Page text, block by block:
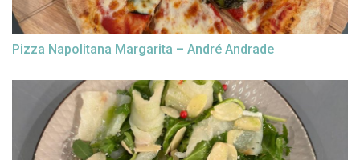
Pizza Napolitana Margarita – André Andrade